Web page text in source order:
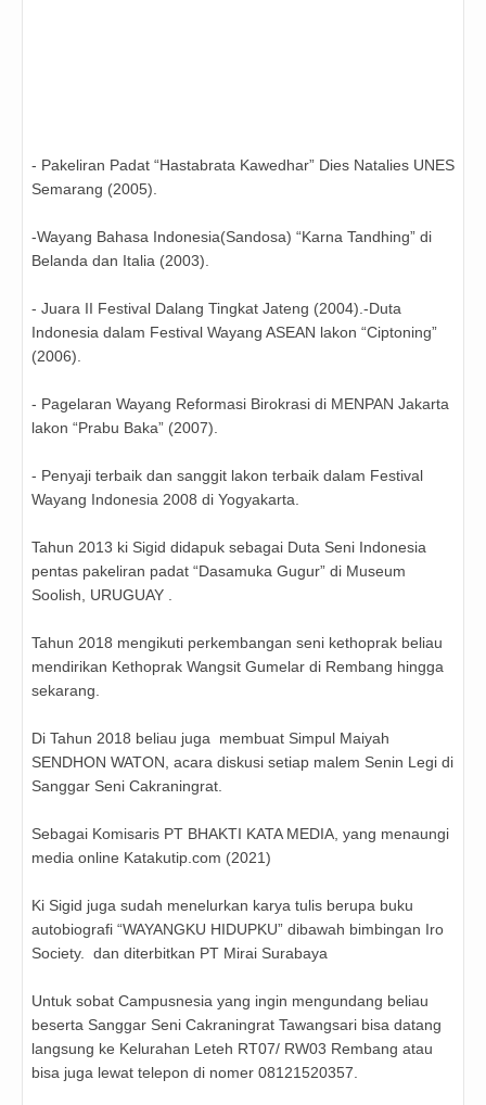
- Pakeliran Padat “Hastabrata Kawedhar” Dies Natalies UNES
Semarang (2005).
-Wayang Bahasa Indonesia(Sandosa) “Karna Tandhing” di
Belanda dan Italia (2003).
- Juara II Festival Dalang Tingkat Jateng (2004).-Duta
Indonesia dalam Festival Wayang ASEAN lakon “Ciptoning”
(2006).
- Pagelaran Wayang Reformasi Birokrasi di MENPAN Jakarta
lakon “Prabu Baka” (2007).
- Penyaji terbaik dan sanggit lakon terbaik dalam Festival
Wayang Indonesia 2008 di Yogyakarta.
Tahun 2013 ki Sigid didapuk sebagai Duta Seni Indonesia
pentas pakeliran padat “Dasamuka Gugur” di Museum
Soolish, URUGUAY .
Tahun 2018 mengikuti perkembangan seni kethoprak beliau
mendirikan Kethoprak Wangsit Gumelar di Rembang hingga
sekarang.
Di Tahun 2018 beliau juga membuat Simpul Maiyah
SENDHON WATON, acara diskusi setiap malem Senin Legi di
Sanggar Seni Cakraningrat.
Sebagai Komisaris PT BHAKTI KATA MEDIA, yang menaungi
media online Katakutip.com (2021)
Ki Sigid juga sudah menelurkan karya tulis berupa buku
autobiografi “WAYANGKU HIDUPKU” dibawah bimbingan Iro
Society. dan diterbitkan PT Mirai Surabaya
Untuk sobat Campusnesia yang ingin mengundang beliau
beserta Sanggar Seni Cakraningrat Tawangsari bisa datang
langsung ke Kelurahan Leteh RT07/ RW03 Rembang atau
bisa juga lewat telepon di nomer 08121520357.